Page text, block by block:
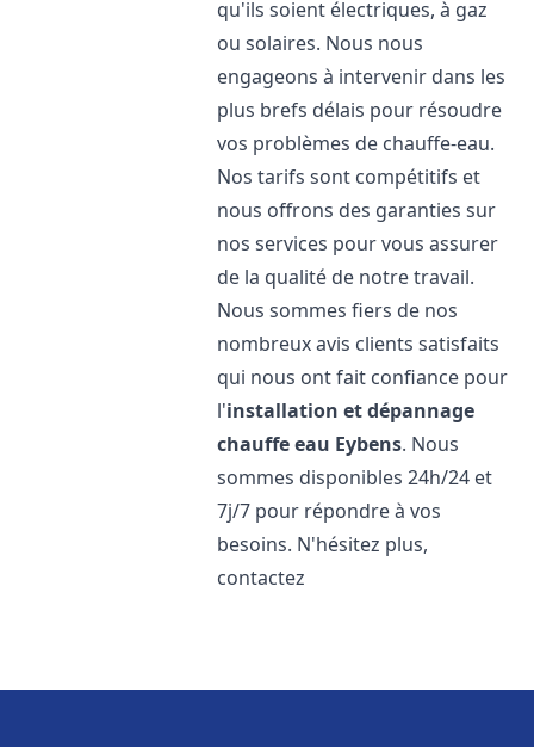
qu'ils soient électriques, à gaz
ou solaires. Nous nous
engageons à intervenir dans les
plus brefs délais pour résoudre
vos problèmes de chauffe-eau.
Nos tarifs sont compétitifs et
nous offrons des garanties sur
nos services pour vous assurer
de la qualité de notre travail.
Nous sommes fiers de nos
nombreux avis clients satisfaits
qui nous ont fait confiance pour
l'installation et dépannage
chauffe eau Eybens. Nous
sommes disponibles 24h/24 et
7j/7 pour répondre à vos
besoins. N'hésitez plus,
contactez